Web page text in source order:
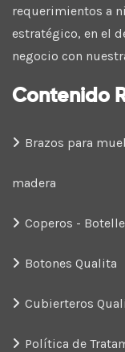
requerimientos a
estratégico, en el
negocio con
Contenido
Brazos para
madera
Coperos -
Botones Qualita
Cubierteros
Política de